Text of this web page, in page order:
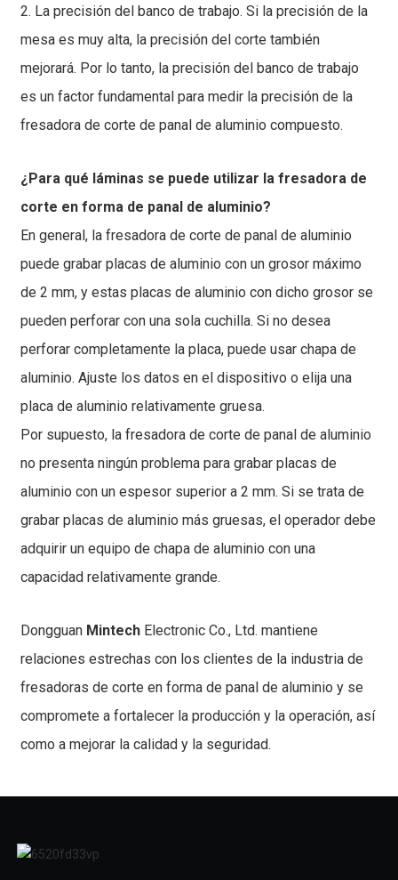
2. La precisión del banco de trabajo. Si la precisión de la
mesa es muy alta, la precisión del corte también
mejorará. Por lo tanto, la precisión del banco de trabajo
es un factor fundamental para medir la precisión de la
fresadora de corte de panal de aluminio compuesto.
¿Para qué láminas se puede utilizar la fresadora de
corte en forma de panal de aluminio?
En general, la fresadora de corte de panal de aluminio
puede grabar placas de aluminio con un grosor máximo
de 2 mm, y estas placas de aluminio con dicho grosor se
pueden perforar con una sola cuchilla. Si no desea
perforar completamente la placa, puede usar chapa de
aluminio. Ajuste los datos en el dispositivo o elija una
placa de aluminio relativamente gruesa.
Por supuesto, la fresadora de corte de panal de aluminio
no presenta ningún problema para grabar placas de
aluminio con un espesor superior a 2 mm. Si se trata de
grabar placas de aluminio más gruesas, el operador debe
adquirir un equipo de chapa de aluminio con una
capacidad relativamente grande.
Dongguan MintechElectronic Co., Ltd. mantiene
relaciones estrechas con los clientes de la industria de
fresadoras de corte en forma de panal de aluminio y se
compromete a fortalecer la producción y la operación, así
como a mejorar la calidad y la seguridad.